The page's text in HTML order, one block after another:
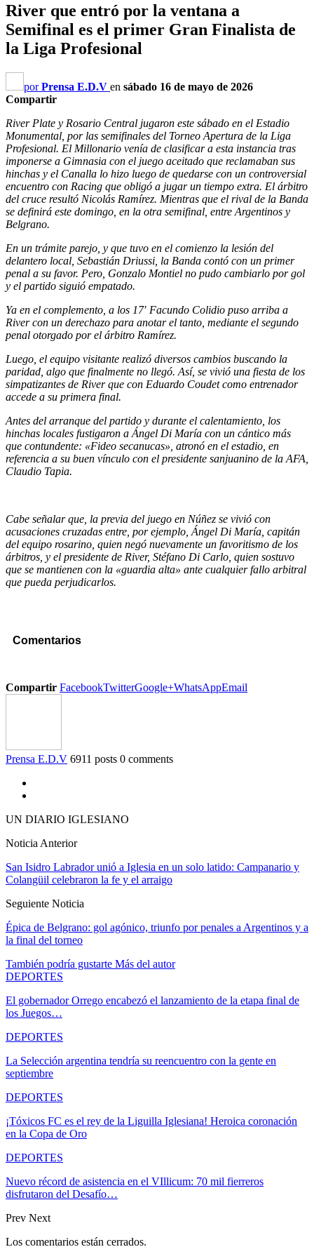
River que entró por la ventana a
Semifinal es el primer Gran Finalista de
la Liga Profesional
porPrensa E.D.V en sábado 16 de mayo de 2026
Compartir
River Plate y Rosario Central jugaron este sábado en el Estadio
Monumental, por las semifinales del Torneo Apertura de la Liga
Profesional. El Millonario venía de clasificar a esta instancia tras
imponerse a Gimnasia con el juego aceitado que reclamaban sus
hinchas y el Canalla lo hizo luego de quedarse con un controversial
encuentro con Racing que obligó a jugar un tiempo extra. El árbitro
del cruce resultó Nicolás Ramírez. Mientras que el rival de la Banda
se definirá este domingo, en la otra semifinal, entre Argentinos y
Belgrano.
En un trámite parejo, y que tuvo en el comienzo la lesión del
delantero local, Sebastián Driussi, la Banda contó con un primer
penal a su favor. Pero, Gonzalo Montiel no pudo cambiarlo por gol
y el partido siguió empatado.
Ya en el complemento, a los 17′ Facundo Colidio puso arriba a
River con un derechazo para anotar el tanto, mediante el segundo
penal otorgado por el árbitro Ramírez.
Luego, el equipo visitante realizó diversos cambios buscando la
paridad, algo que finalmente no llegó. Así, se vivió una fiesta de los
simpatizantes de River que con Eduardo Coudet como entrenador
accede a su primera final.
Antes del arranque del partido y durante el calentamiento, los
hinchas locales fustigaron a Ángel Di María con un cántico más
que contundente: «Fideo secanucas», atronó en el estadio, en
referencia a su buen vínculo con el presidente sanjuanino de la AFA,
Claudio Tapia.
Cabe señalar que, la previa del juego en Núñez se vivió con
acusaciones cruzadas entre, por ejemplo, Ángel Di María, capitán
del equipo rosarino, quien negó nuevamente un favoritismo de los
árbitros, y el presidente de River, Stéfano Di Carlo, quien sostuvo
que se mantienen con la «guardia alta» ante cualquier fallo arbitral
que pueda perjudicarlos.
Comentarios
Compartir FacebookTwitterGoogle+WhatsAppEmail
Prensa E.D.V 6911 posts 0 comments
UN DIARIO IGLESIANO
Noticia Anterior
San Isidro Labrador unió a Iglesia en un solo latido: Campanario y
Colangüil celebraron la fe y el arraigo
Seguiente Noticia
Épica de Belgrano: gol agónico, triunfo por penales a Argentinos y a
la final del torneo
También podría gustarte Más del autor
DEPORTES
El gobernador Orrego encabezó el lanzamiento de la etapa final de
los Juegos…
DEPORTES
La Selección argentina tendría su reencuentro con la gente en
septiembre
DEPORTES
¡Tóxicos FC es el rey de la Liguilla Iglesiana! Heroica coronación
en la Copa de Oro
DEPORTES
Nuevo récord de asistencia en el VIllicum: 70 mil fierreros
disfrutaron del Desafío…
Prev Next
Los comentarios están cerrados.